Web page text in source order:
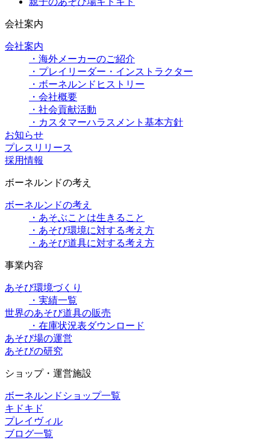
会社案内
会社案内
・海外メーカーのご紹介
・プレイリーダー・インストラクター
・ボーネルンドヒストリー
・会社概要
・社会貢献活動
・カスタマーハラスメント基本方針
お知らせ
プレスリリース
採用情報
ボーネルンドの考え
ボーネルンドの考え
・あそぶことは生きること
・あそび環境に対する考え方
・あそび道具に対する考え方
事業内容
あそび環境づくり
・実績一覧
世界のあそび道具の販売
・在庫状況表ダウンロード
あそび場の運営
あそびの研究
ショップ・運営施設
ボーネルンドショップ一覧
キドキド
プレイヴィル
ブログ一覧